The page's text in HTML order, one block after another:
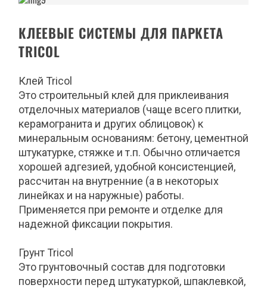
КЛЕЕВЫЕ СИСТЕМЫ ДЛЯ ПАРКЕТА
TRICOL
Клей Tricol
Это строительный клей для приклеивания
отделочных материалов (чаще всего плитки,
керамогранита и других облицовок) к
минеральным основаниям: бетону, цементной
штукатурке, стяжке и т.п. Обычно отличается
хорошей адгезией, удобной консистенцией,
рассчитан на внутренние (а в некоторых
линейках и на наружные) работы.
Применяется при ремонте и отделке для
надежной фиксации покрытия.
Грунт Tricol
Это грунтовочный состав для подготовки
поверхности перед штукатуркой, шпаклевкой,